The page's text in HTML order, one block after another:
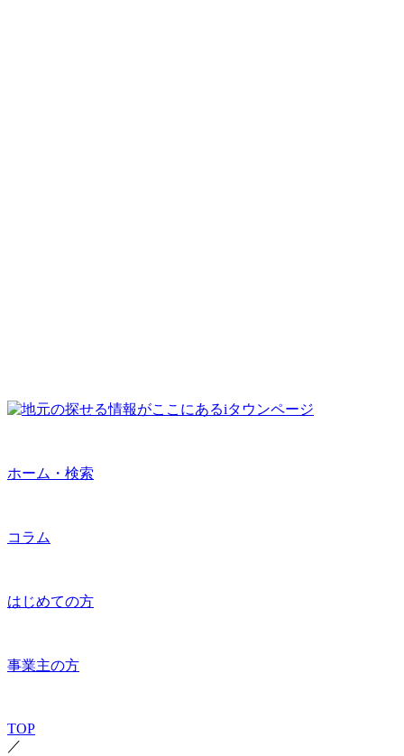
ホーム・検索
コラム
はじめての方
事業主の方
TOP
／